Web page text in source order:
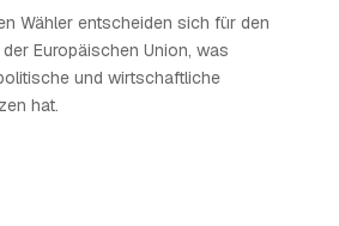
Wähler entscheiden sich für den
Europäischen Union, was
und wirtschaftliche
hat.